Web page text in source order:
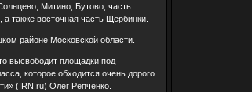
Митино, Бутово, часть
также восточная часть Щербинки.
районе Московской области.
высвободит площадки под
которое обходится очень дорого.
(IRN.ru) Олег Репченко.